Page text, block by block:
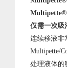
仅需一次吸
连续移液非
Multipette/
处理液体的